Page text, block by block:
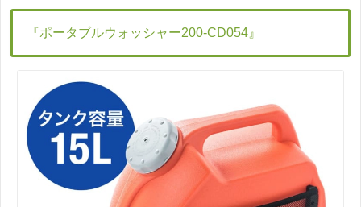
『ポータブルウォッシャー200-CD054』